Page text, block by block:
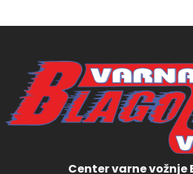
Center varne vožnje